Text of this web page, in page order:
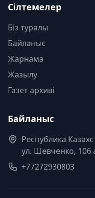
Сілтемелер
Біз туралы
Байланыс
Жарнама
Жазылу
Газет архиві
Байланыс
Республика
ул. Шевченко, 106
+77272930803